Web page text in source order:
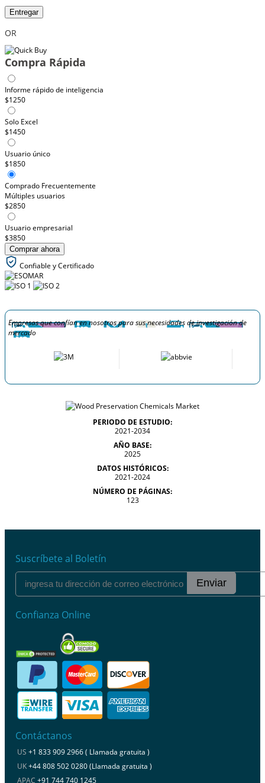
Entregar
OR
Compra Rápida
Informe rápido de inteligencia
$1250
Solo Excel
$1450
Usuario único
$1850
Comprado Frecuentemente
Múltiples usuarios
$2850
Usuario empresarial
$3850
Comprar ahora
Confiable y Certificado
Empresas que confían en nosotros para sus necesidades de investigación de
mercado
PERIODO DE ESTUDIO:
2021-2034
AÑO BASE:
2025
DATOS HISTÓRICOS:
2021-2024
NÚMERO DE PÁGINAS:
123
Suscríbete al Boletín
Enviar
Confianza Online
Contáctanos
US +1 833 909 2966 ( Llamada gratuita )
UK+44 808 502 0280 (Llamada gratuita )
APAC +91 744 740 1245